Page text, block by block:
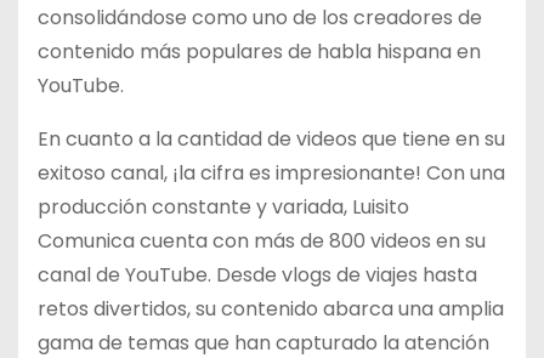
consolidándose como uno de los creadores de
contenido más populares de habla hispana en
YouTube.
En cuanto a la cantidad de videos que tiene en su
exitoso canal, ¡la cifra es impresionante! Con una
producción constante y variada, Luisito
Comunica cuenta con más de 800 videos en su
canal de YouTube. Desde vlogs de viajes hasta
retos divertidos, su contenido abarca una amplia
gama de temas que han capturado la atención